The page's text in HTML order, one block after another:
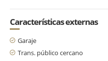
Características externas
Garaje
Trans. público cercano